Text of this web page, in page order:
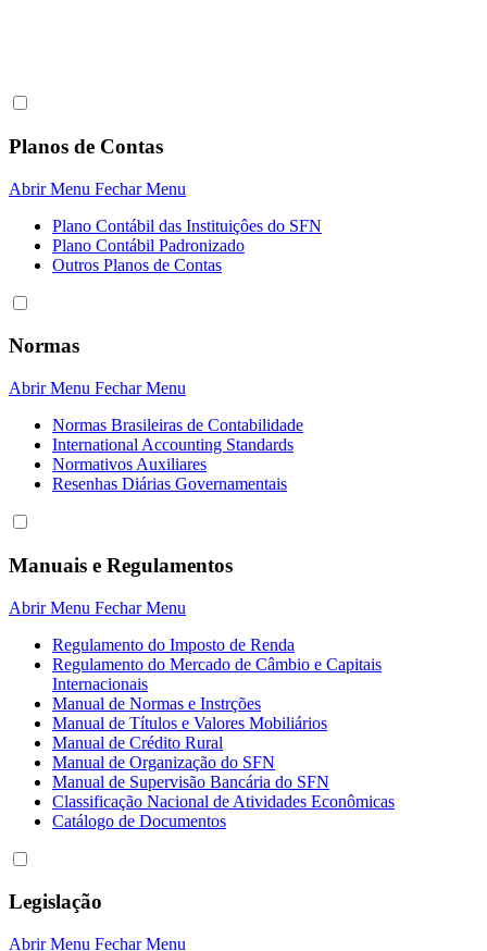
Planos de Contas
Abrir Menu Fechar Menu
Plano Contábil das Instituiçôes do SFN
Plano Contábil Padronizado
Outros Planos de Contas
Normas
Abrir Menu Fechar Menu
Normas Brasileiras de Contabilidade
International Accounting Standards
Normativos Auxiliares
Resenhas Diárias Governamentais
Manuais e Regulamentos
Abrir Menu Fechar Menu
Regulamento do Imposto de Renda
Regulamento do Mercado de Câmbio e Capitais
Internacionais
Manual de Normas e Instrções
Manual de Títulos e Valores Mobiliários
Manual de Crédito Rural
Manual de Organização do SFN
Manual de Supervisão Bancária do SFN
Classificação Nacional de Atividades Econômicas
Catálogo de Documentos
Legislação
Abrir Menu Fechar Menu